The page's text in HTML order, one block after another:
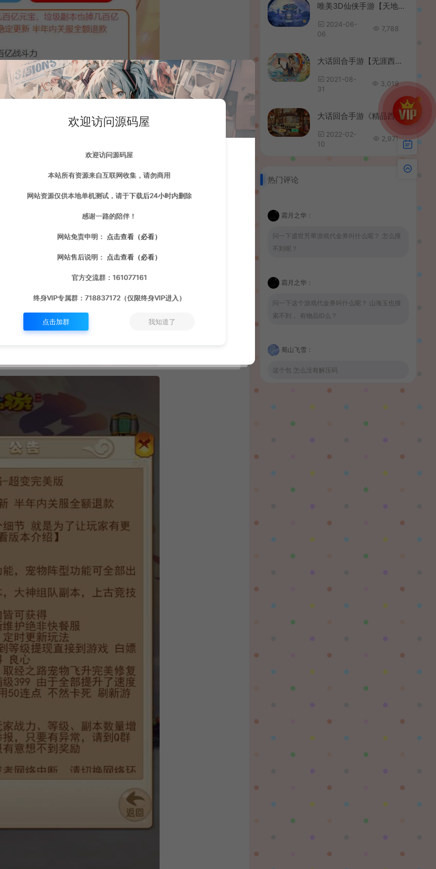
唯美3D仙侠手游【天地决之龙将斩千】最新整理Win系服务端+安卓+多区跨服+管理后台+GM授权后台+详细搭建教程
2024-06-
06
7,788
大话回合手游【无涯西游】最新整理Linux手工端+安卓苹果双端+定制后台+详细搭建教程
2021-08-
31
3,019
大话回合手游《精品西游之虎虎生威》最新整理WIN系服务端+安卓苹果双端+GM后台+详细搭建教程
2022-02-
10
2,971
热门评论
霜月之华：
问一下盛世芳華游戏代金券叫什么呢？ 怎么搜
不到呢？
霜月之华：
问一下这个游戏代金券叫什么呢？ 山海玉也搜
索不到， 有物品ID么？
蜀山飞雪：
这个包 怎么没有解压码
山海玉
欢迎访问源码屋
欢迎访问源码屋
本站所有资源来自互联网收集，请勿商用
网站资源仅供本地单机测试，请于下载后24小时内删除
感谢一路的陪伴！
网站免责申明： 点击查看（必看）
网站售后说明： 点击查看（必看）
官方交流群：161077161
终身VIP专属群：718837172（仅限终身VIP进入）
点击加群 我知道了